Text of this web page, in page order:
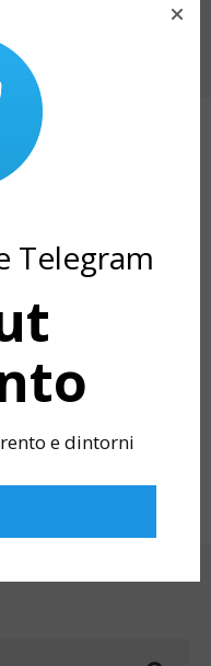
“SUONI
Telegram
e dintorni